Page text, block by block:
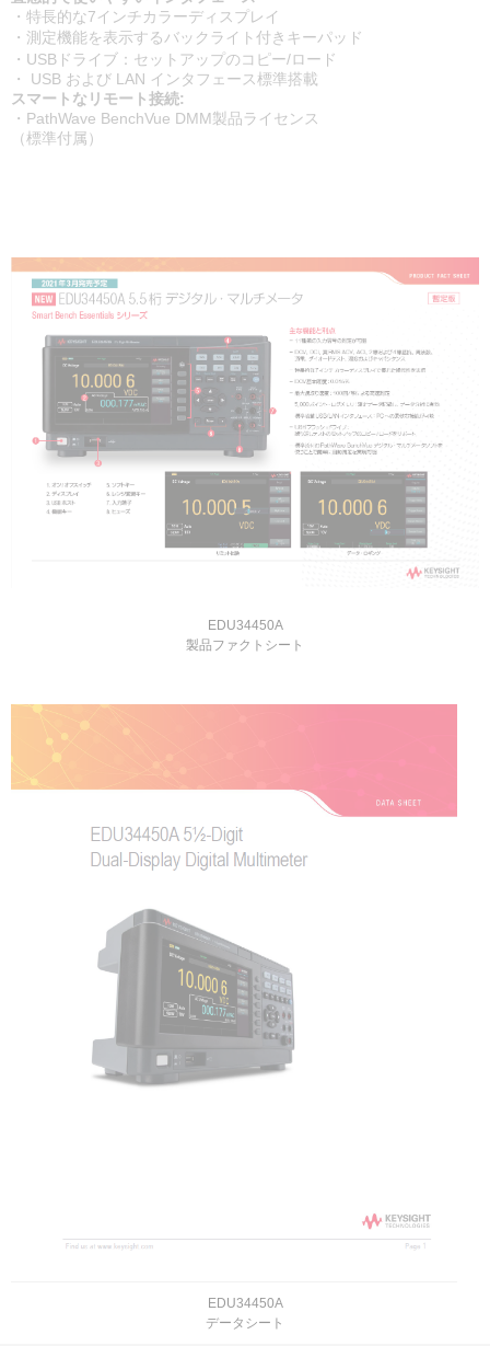
・特長的な7インチカラーディスプレイ
・測定機能を表示するバックライト付きキーパッド
・USBドライブ：セットアップのコピー/ロード
・ USB および LAN インタフェース標準搭載
スマートなリモート接続:
・PathWave BenchVue DMM製品ライセンス
（標準付属）
EDU34450A
製品ファクトシート
EDU34450A
データシート